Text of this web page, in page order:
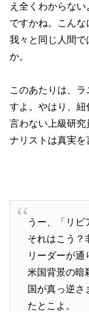
え全くわからな
ですかね。こんな
我々と同じ人間
か。
このあたりは、
すよ。やはり、
言わない上級研
ナリストは真実を
うー、「リビ
それはこう？
リーダーが通
米国背景の暗
国が真っ逆さ
たとこよ。